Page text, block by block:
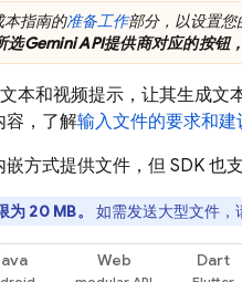
本指南的准备工作部分，以设置您
选Gemini API提供商对应的按钮
本和视频提示，让其生成文
容，了解输入文件的要求和建
方式提供文件，但 SDK 也
为 20 MB。 如需发送大型文件，
Web Dart